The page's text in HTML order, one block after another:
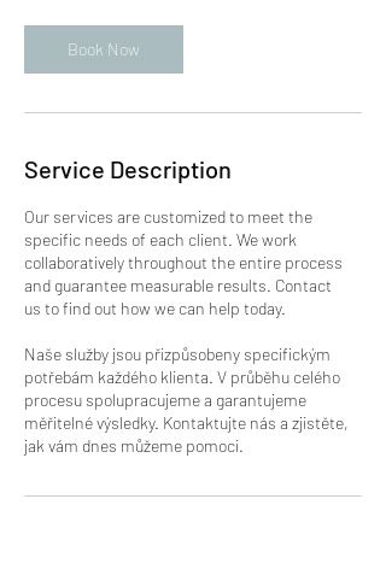
Book Now
Service Description
Our services are customized to meet the
specific needs of each client. We work
collaboratively throughout the entire process
and guarantee measurable results. Contact
us to find out how we can help today.
Naše služby jsou přizpůsobeny specifickým
potřebám každého klienta. V průběhu celého
procesu spolupracujeme a garantujeme
měřitelné výsledky. Kontaktujte nás a zjistěte,
jak vám dnes můžeme pomoci.